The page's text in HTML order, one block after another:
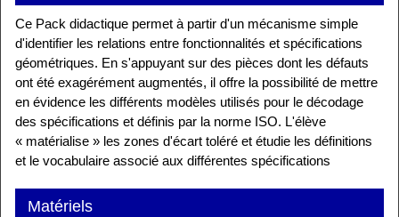
Ce Pack didactique permet à partir d'un mécanisme simple
d'identifier les relations entre fonctionnalités et spécifications
géométriques. En s'appuyant sur des pièces dont les défauts
ont été exagérément augmentés, il offre la possibilité de mettre
en évidence les différents modèles utilisés pour le décodage
des spécifications et définis par la norme ISO. L'élève
« matérialise » les zones d'écart toléré et étudie les définitions
et le vocabulaire associé aux différentes spécifications
Matériels